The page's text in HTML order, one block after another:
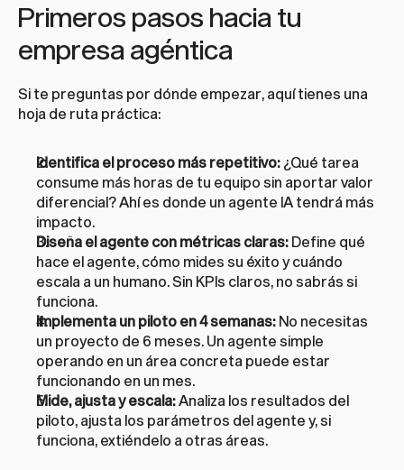
Primeros pasos hacia tu
empresa agéntica
Si te preguntas por dónde empezar, aquí tienes una
hoja de ruta práctica:
Identifica el proceso más repetitivo: ¿Qué tarea
consume más horas de tu equipo sin aportar valor
diferencial? Ahí es donde un agente IA tendrá más
impacto.
Diseña el agente con métricas claras: Define qué
hace el agente, cómo mides su éxito y cuándo
escala a un humano. Sin KPIs claros, no sabrás si
funciona.
Implementa un piloto en 4 semanas: No necesitas
un proyecto de 6 meses. Un agente simple
operando en un área concreta puede estar
funcionando en un mes.
Mide, ajusta y escala: Analiza los resultados del
piloto, ajusta los parámetros del agente y, si
funciona, extiéndelo a otras áreas.